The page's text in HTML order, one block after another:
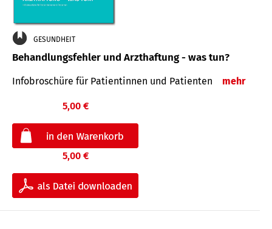
GESUNDHEIT
Behandlungsfehler und Arzthaftung - was tun?
Infobroschüre für Patientinnen und Patienten mehr
5,00 €
5,00 €